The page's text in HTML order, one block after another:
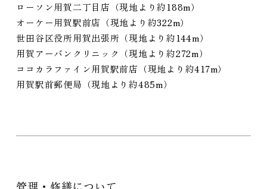
ローソン用賀二丁目店（現地より約188m）
オーケー用賀駅前店（現地より約322m）
世田谷区役所用賀出張所（現地より約144m）
用賀アーバンクリニック（現地より約272m）
ココカラファイン用賀駅前店（現地より約417m）
用賀駅前郵便局（現地より約485m）
管理・修繕について